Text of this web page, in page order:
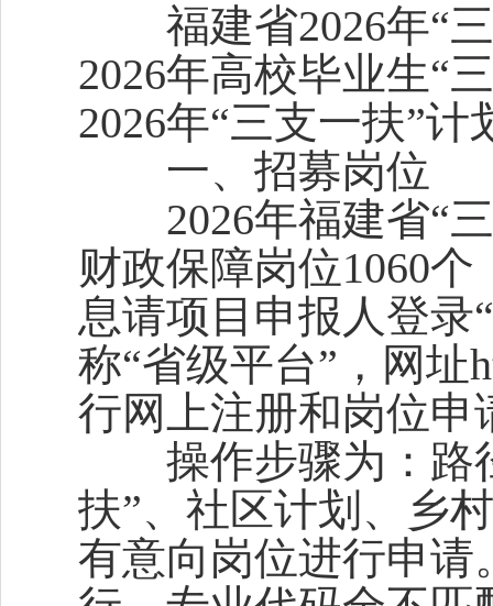
福建省2026年“三
2026年高校毕业生“
2026年“三支一扶”
一、招募岗位
2026年福建省“三
财政保障岗位1060
息请项目申报人登录
称“省级平台”，网址
行网上注册和岗位申
操作步骤为：路
扶”、社区计划、乡
有意向岗位进行申请